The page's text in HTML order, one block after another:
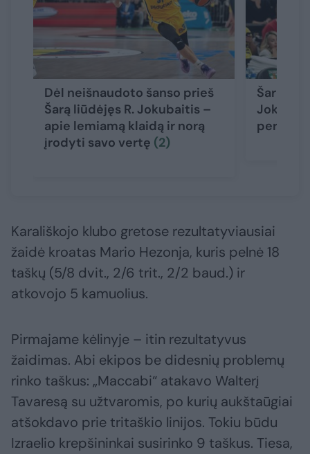
Dėl neišnaudoto šanso prieš
Šarą liūdėjęs R. Jokubaitis –
apie lemiamą klaidą ir norą
įrodyti savo vertę (2)
Šarui
pergalę
Karališkojo klubo gretose rezultatyviausiai
žaidė kroatas Mario Hezonja, kuris pelnė 18
taškų (5/8 dvit., 2/6 trit., 2/2 baud.) ir
atkovojo 5 kamuolius.
Pirmajame kėlinyje – itin rezultatyvus
žaidimas. Abi ekipos be didesnių problemų
rinko taškus: „Maccabi“ atakavo Walterį
Tavaresą su užtvaromis, po kurių aukštaūgiai
atšokdavo prie tritaškio linijos. Tokiu būdu
Izraelio krepšininkai susirinko 9 taškus. Tiesa,